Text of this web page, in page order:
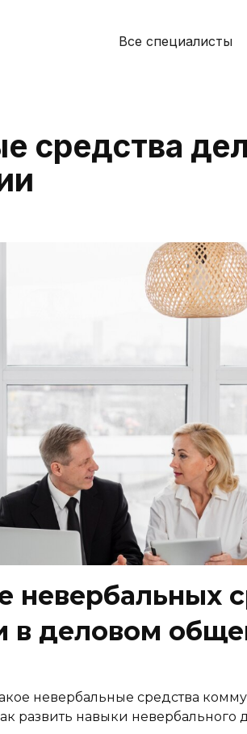
Все специалисты
средства
невербальных
в деловом
невербальные средства
развить навыки невербального